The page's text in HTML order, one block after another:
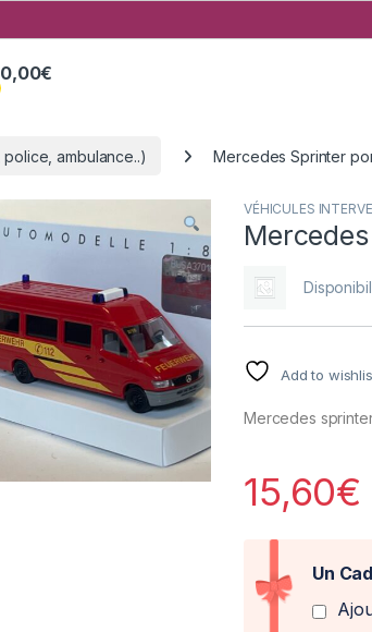
0,00€
police, ambulance..) Mercedes Sprinter
VÉHICULES
Add to
Mercedes
15,60€
Un